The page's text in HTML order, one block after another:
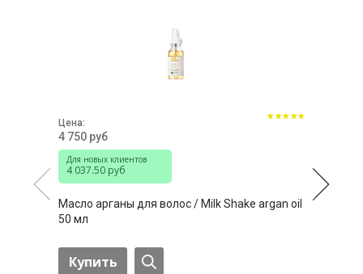
Цена:
4 750 руб
Для новых клиентов
4 037.50 руб
Масло арганы для волос / Milk Shake argan oil
50 мл
Купить